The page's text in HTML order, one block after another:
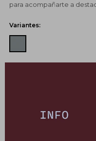
para acompañarte a
Variantes:
CANJEÁ TUS